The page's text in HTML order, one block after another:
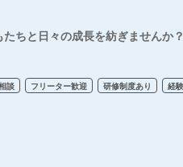
ちと日々の成長を紡ぎません
談 フリーター歓迎 研修制度あり 経